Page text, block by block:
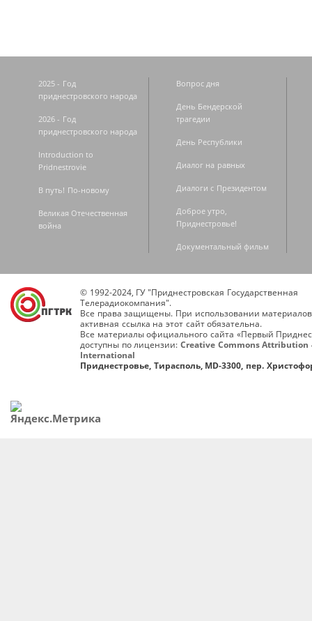
2025 - Год
приднестровского народа
2026 - Год
приднестровского народа
Introduction to
Pridnestrovie
В путь! По-новому
Великая Отечественная
война
Вопрос дня
День Бендерской
трагедии
День Республики
Диалог на равных
Диалоги с Президентом
Доброе утро,
Приднестровье!
Документальный фильм
© 1992-2024, ГУ "Приднестровская Государственная
Телерадиокомпания".
Все права защищены. При использовании
активная ссылка на этот сайт обязательна.
Все материалы официального сайта «Первый
доступны по лицензии: Creative Commons Attribution
International
Приднестровье, Тирасполь, MD-3300, пер.